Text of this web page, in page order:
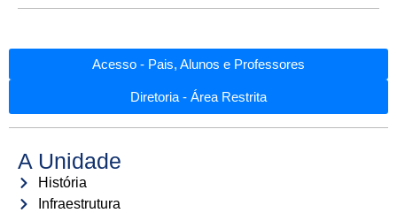
Acesso - Pais, Alunos e Professores
Diretoria - Área Restrita
A Unidade
História
Infraestrutura